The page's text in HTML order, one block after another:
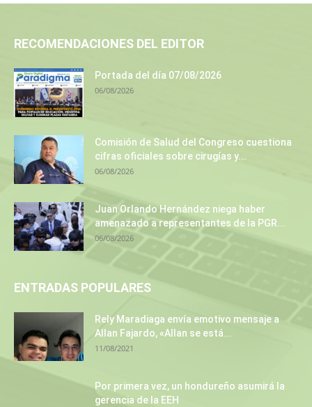
RECOMENDACIONES DEL EDITOR
Portada del día 07/08/2026
06/08/2026
Comisión de Salud del Congreso cuestiona
cifras oficiales sobre cirugías y...
06/08/2026
Juan Orlando Hernández niega haber
amenazado a representantes de la PGR...
06/08/2026
ENTRADAS POPULARES
Rely Maradiaga envía emotivo mensaje a
Allan Fajardo, «Allan se está...
11/08/2021
Por primera vez, un hondureño asumirá la
gerencia de la EEH